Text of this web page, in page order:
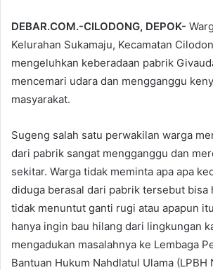
DEBAR.COM.-CILODONG, DEPOK-
Kelurahan Sukamaju, Kecamatan
mengeluhkan keberadaan pabrik
mencemari udara dan mengganggu
masyarakat.
Sugeng salah satu perwakilan warga
dari pabrik sangat mengganggu dan
sekitar. Warga tidak meminta apa apa
diduga berasal dari pabrik tersebut bisa
tidak menuntut ganti rugi atau apapun
hanya ingin bau hilang dari lingkungan
mengadukan masalahnya ke Lembaga
Bantuan Hukum Nahdlatul Ulama (LPBH